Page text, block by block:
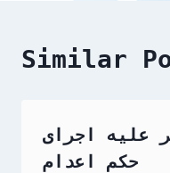
Similar
علیه اجرای
حکم اعدام